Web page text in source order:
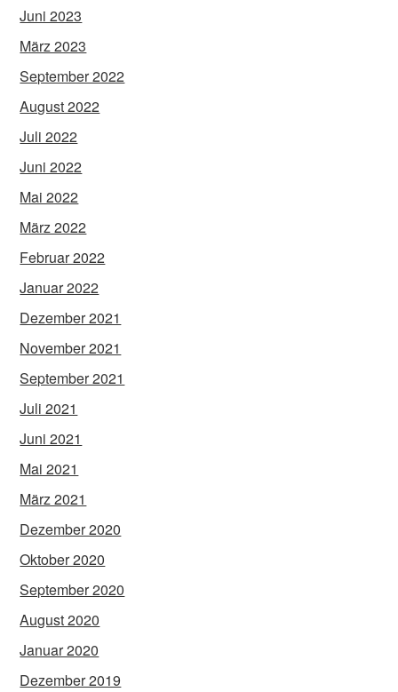
Juni 2023
März 2023
September 2022
August 2022
Juli 2022
Juni 2022
Mai 2022
März 2022
Februar 2022
Januar 2022
Dezember 2021
November 2021
September 2021
Juli 2021
Juni 2021
Mai 2021
März 2021
Dezember 2020
Oktober 2020
September 2020
August 2020
Januar 2020
Dezember 2019